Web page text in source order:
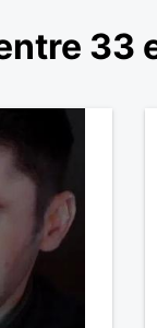
33